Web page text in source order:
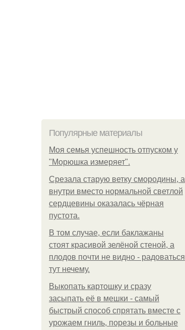
Популярные материалы
Моя семья успешность отпуском у
"Морюшка измеряет".
Срезала старую ветку смородины, а
внутри вместо нормальной светлой
сердцевины оказалась чёрная
пустота.
В том случае, если баклажаны
стоят красивой зелёной стеной, а
плодов почти не видно - радоваться
тут нечему.
Выкопать картошку и сразу
засыпать её в мешки - самый
быстрый способ спрятать вместе с
урожаем гниль, порезы и больные